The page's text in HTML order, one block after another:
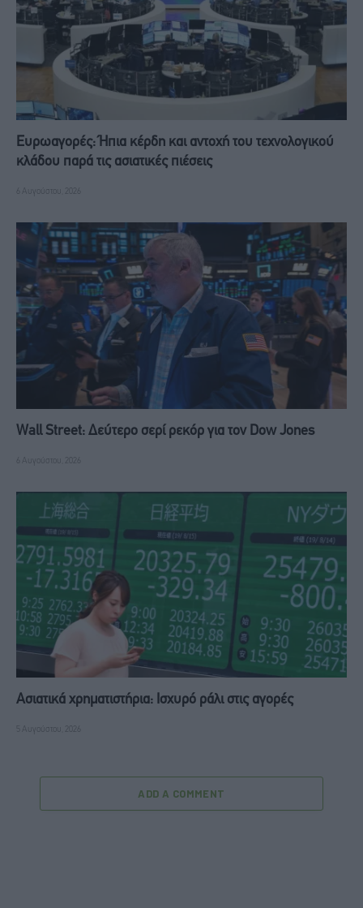
Ευρωαγορές: Ήπια κέρδη και αντοχή του τεχνολογικού
κλάδου παρά τις ασιατικές πιέσεις
6 Αυγούστου, 2026
Wall Street: Δεύτερο σερί ρεκόρ για τον Dow Jones
6 Αυγούστου, 2026
Ασιατικά χρηματιστήρια: Ισχυρό ράλι στις αγορές
5 Αυγούστου, 2026
ADD A COMMENT